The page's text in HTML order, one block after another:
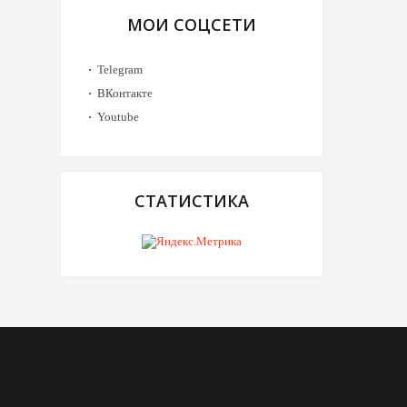
МОИ СОЦСЕТИ
Telegram
ВКонтакте
Youtube
СТАТИСТИКА